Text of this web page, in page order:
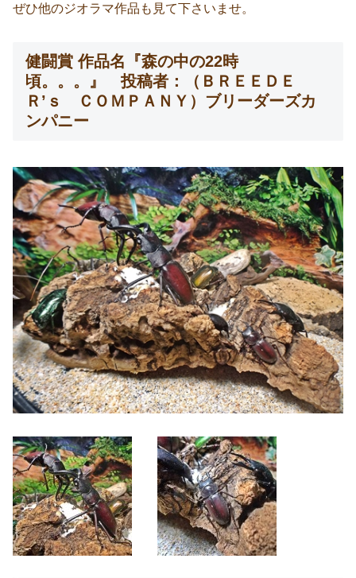
ぜひ他のジオラマ作品も見て下さいませ。
健闘賞 作品名『森の中の22時
頃。。。』 投稿者：（ＢＲＥＥＤＥ
Ｒ’ｓ ＣＯＭＰＡＮＹ）ブリーダーズカ
ンパニー